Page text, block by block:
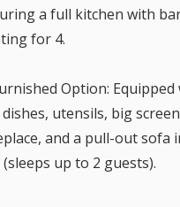
a full kitchen with
for 4.
Option: Equipped
utensils, big
and a pull-out sofa
up to 2 guests).